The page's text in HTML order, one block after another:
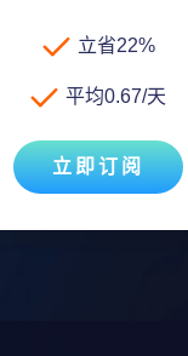
立省22%
平均0.67/天
立即订阅